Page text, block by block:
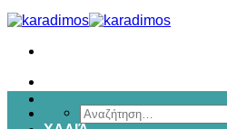
Αναζήτηση